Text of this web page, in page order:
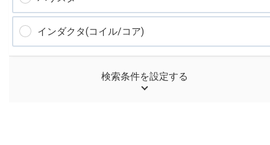
インダクタ(コイル/コア)
検索条件